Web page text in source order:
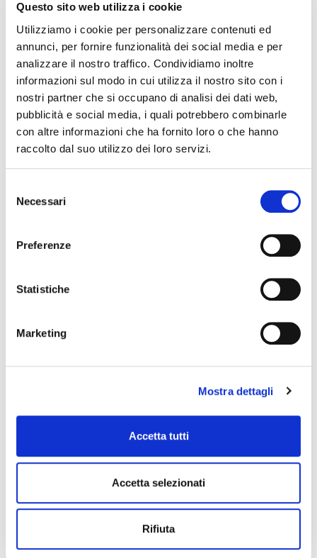
Questo sito web utilizza i cookie
Utilizziamo i cookie per personalizzare contenuti ed
annunci, per fornire funzionalità dei social media e per
analizzare il nostro traffico. Condividiamo inoltre
informazioni sul modo in cui utilizza il nostro sito con i
nostri partner che si occupano di analisi dei dati web,
pubblicità e social media, i quali potrebbero combinarle
con altre informazioni che ha fornito loro o che hanno
raccolto dal suo utilizzo dei loro servizi.
delNecessari
Preferenze
Statistiche
Marketing
Mostra dettagli
Accetta tutti
Accetta selezionati
Rifiuta
variazioni nel programma degli eventi riportati. In caso di
annullamento, variazione, modifica delle informazioni di un
evento potete scrivere ainfotur@comune.fe.it.